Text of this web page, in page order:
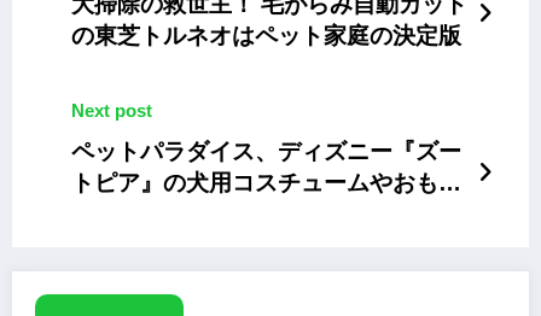
の東芝トルネオはペット家庭の決定版
Next post
ペットパラダイス、ディズニー『ズー
トピア』の犬用コスチュームやおもち